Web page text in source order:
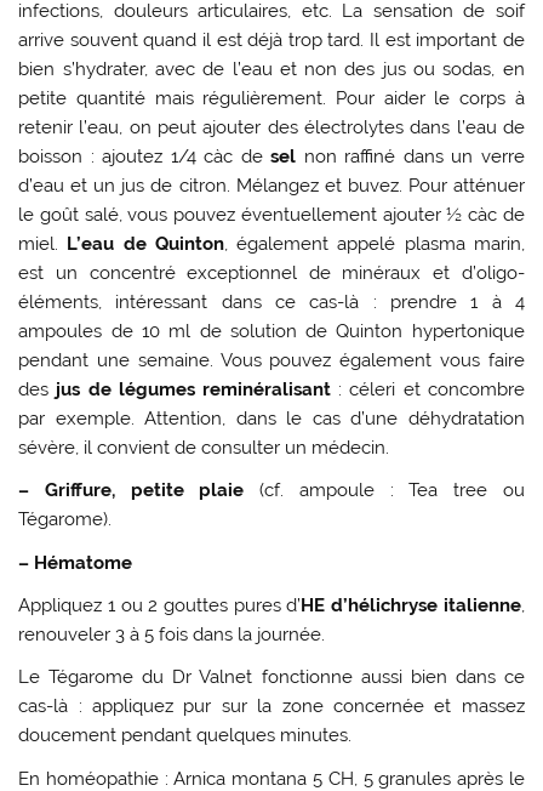
infections, douleurs articulaires, etc. La sensation de soif
arrive souvent quand il est déjà trop tard. Il est important de
bien s’hydrater, avec de l’eau et non des jus ou sodas, en
petite quantité mais régulièrement. Pour aider le corps à
retenir l’eau, on peut ajouter des électrolytes dans l’eau de
boisson : ajoutez 1/4 càc desel non raffiné dans un verre
d’eau et un jus de citron. Mélangez et buvez. Pour atténuer
le goût salé, vous pouvez éventuellement ajouter ½ càc de
miel. L’eau de Quinton, également appelé plasma marin,
est un concentré exceptionnel de minéraux et d’oligo-
éléments, intéressant dans ce cas-là : prendre 1 à 4
ampoules de 10 ml de solution de Quinton hypertonique
pendant une semaine. Vous pouvez également vous faire
des jus de légumes reminéralisant : céleri et concombre
par exemple. Attention, dans le cas d’une déhydratation
sévère, il convient de consulter un médecin.
– Griffure, petite plaie (cf. ampoule : Tea tree ou
Tégarome).
– Hématome
Appliquez 1 ou 2 gouttes pures d’HE d’hélichryse italienne,
renouveler 3 à 5 fois dans la journée.
Le Tégarome du Dr Valnet fonctionne aussi bien dans ce
cas-là : appliquez pur sur la zone concernée et massez
doucement pendant quelques minutes.
En homéopathie : Arnica montana 5 CH, 5 granules après le